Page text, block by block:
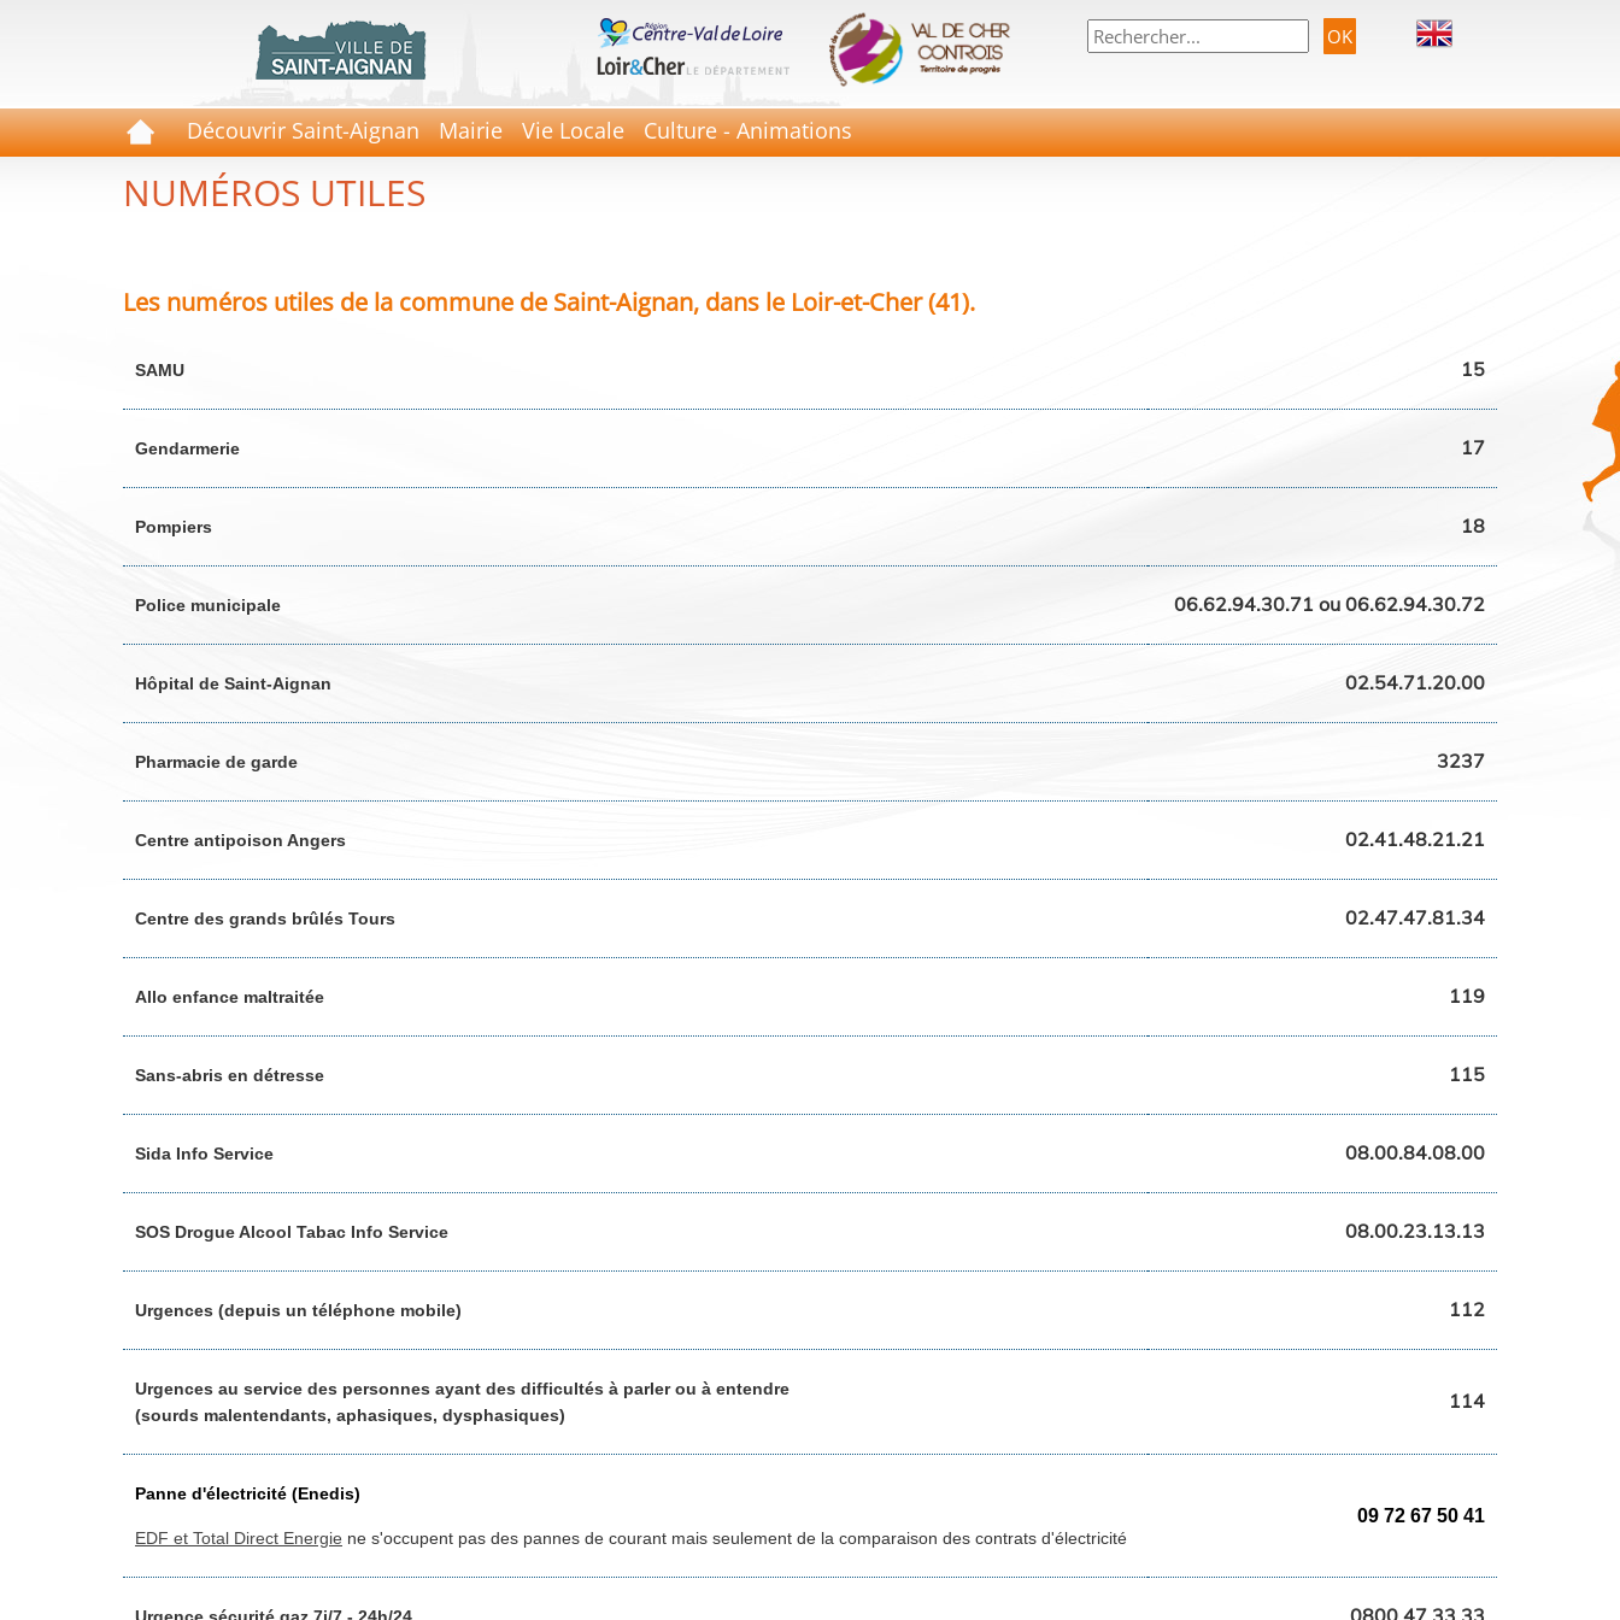
Découvrir Saint-Aignan Mairie Vie Locale Culture - Animations
Les numéros utiles de la commune de Saint-Aignan, dans le Loir-et-Cher (41).
SAMU 15
Gendarmerie 17
Pompiers 18
Police municipale 06.62.94.30.71 ou 06.62.94.30.72
Hôpital de Saint-Aignan 02.54.71.20.00
Pharmacie de garde 3237
Centre antipoison Angers 02.41.48.21.21
Centre des grands brûlés Tours 02.47.47.81.34
Allo enfance maltraitée 119
Sans-abris en détresse 115
Sida Info Service 08.00.84.08.00
SOS Drogue Alcool Tabac Info Service 08.00.23.13.13
Urgences (depuis un téléphone mobile) 112
Urgences au service des personnes ayant des difficultés à parler ou à entendre
(sourds malentendants, aphasiques, dysphasiques)
114
Panne d'électricité (Enedis)
EDF et Total Direct Energie ne s'occupent pas des pannes de courant mais seulement de la comparaison des contrats d'électricité
09 72 67 50 41
NUMÉROS UTILES